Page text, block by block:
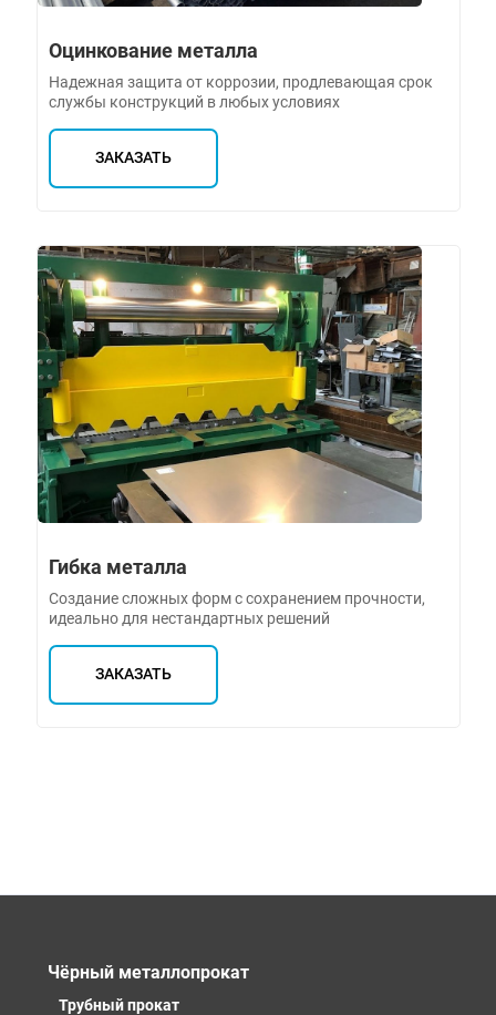
Оцинкование металла
Надежная защита от коррозии, продлевающая срок
службы конструкций в любых условиях
ЗАКАЗАТЬ
Гибка металла
Создание сложных форм с сохранением прочности,
идеально для нестандартных решений
ЗАКАЗАТЬ
Чёрный металлопрокат
Трубный прокат